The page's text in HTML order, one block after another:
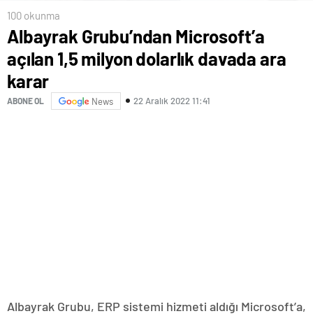
100 okunma
Albayrak Grubu’ndan Microsoft’a
açılan 1,5 milyon dolarlık davada ara
karar
ABONE OL News 22 Aralık 2022 11:41
Albayrak Grubu, ERP sistemi hizmeti aldığı Microsoft’a,